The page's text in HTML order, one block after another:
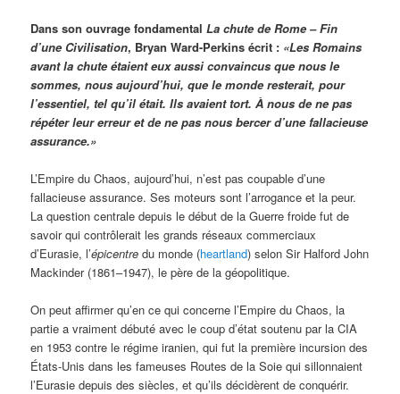
Dans son ouvrage fondamentalLa chute de Rome – Fin
d’une Civilisation, Bryan Ward-Perkins écrit : «Les Romains
avant la chute étaient eux aussi convaincus que nous le
sommes, nous aujourd’hui, que le monde resterait, pour
l’essentiel, tel qu’il était. Ils avaient tort. À nous de ne pas
répéter leur erreur et de ne pas nous bercer d’une fallacieuse
assurance.»
L’Empire du Chaos, aujourd’hui, n’est pas coupable d’une
fallacieuse assurance. Ses moteurs sont l’arrogance et la peur.
La question centrale depuis le début de la Guerre froide fut de
savoir qui contrôlerait les grands réseaux commerciaux
d’Eurasie, l’épicentre du monde (heartland) selon Sir Halford John
Mackinder (1861–1947), le père de la géopolitique.
On peut affirmer qu’en ce qui concerne l’Empire du Chaos, la
partie a vraiment débuté avec le coup d’état soutenu par la CIA
en 1953 contre le régime iranien, qui fut la première incursion des
États-Unis dans les fameuses Routes de la Soie qui sillonnaient
l’Eurasie depuis des siècles, et qu’ils décidèrent de conquérir.